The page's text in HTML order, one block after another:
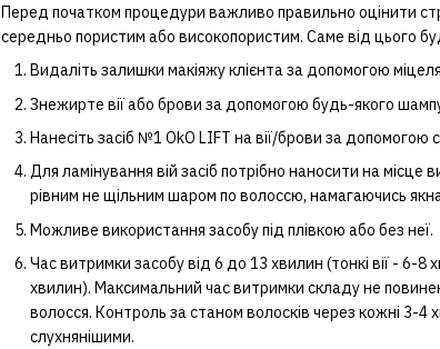
Перед початком процедури важливо правильно оцінити
середньо пористим або високопористим. Саме від цього
Видаліть залишки макіяжу клієнта за допомогою
Знежирте вії або брови за допомогою будь-якого
Нанесіть засіб №1 OkO LIFT на вії/брови за
Для ламінування вій засіб потрібно наносити на місце
рівним не щільним шаром по волоссю, намагаючись
Можливе використання засобу під плівкою або без неї.
Час витримки засобу від 6 до 13 хвилин (тонкі вії - 6-8
хвилин). Максимальний час витримки складу не
волосся. Контроль за станом волосків через кожні 3-
слухнянішими.